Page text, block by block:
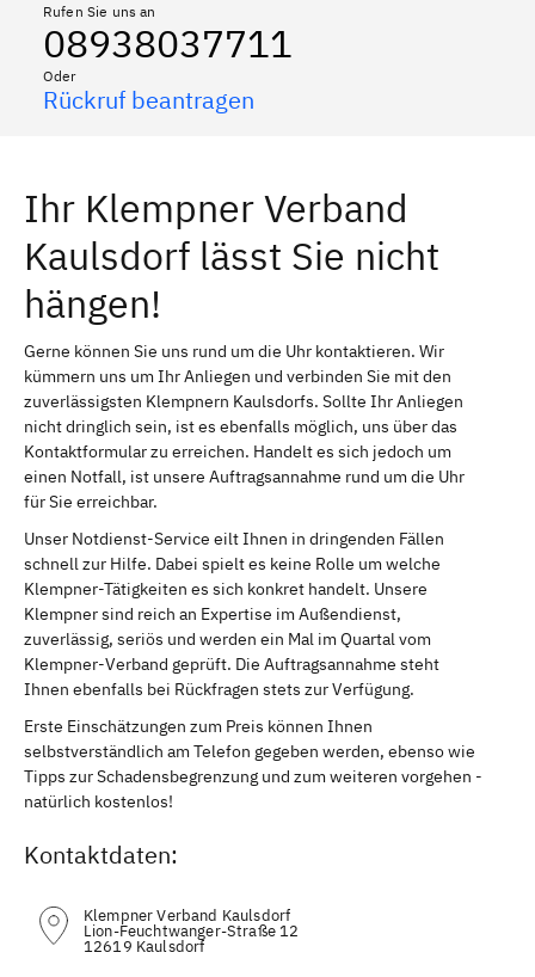
Rufen Sie uns an
08938037711
Oder
Rückruf beantragen
Ihr Klempner Verband
Kaulsdorf lässt Sie nicht
hängen!
Gerne können Sie uns rund um die Uhr kontaktieren. Wir
kümmern uns um Ihr Anliegen und verbinden Sie mit den
zuverlässigsten Klempnern Kaulsdorfs. Sollte Ihr Anliegen
nicht dringlich sein, ist es ebenfalls möglich, uns über das
Kontaktformular zu erreichen. Handelt es sich jedoch um
einen Notfall, ist unsere Auftragsannahme rund um die Uhr
für Sie erreichbar.
Unser Notdienst-Service eilt Ihnen in dringenden Fällen
schnell zur Hilfe. Dabei spielt es keine Rolle um welche
Klempner-Tätigkeiten es sich konkret handelt. Unsere
Klempner sind reich an Expertise im Außendienst,
zuverlässig, seriös und werden ein Mal im Quartal vom
Klempner-Verband geprüft. Die Auftragsannahme steht
Ihnen ebenfalls bei Rückfragen stets zur Verfügung.
Erste Einschätzungen zum Preis können Ihnen
selbstverständlich am Telefon gegeben werden, ebenso wie
Tipps zur Schadensbegrenzung und zum weiteren vorgehen -
natürlich kostenlos!
Kontaktdaten:
Klempner Verband Kaulsdorf
Lion-Feuchtwanger-Straße 12
12619 Kaulsdorf